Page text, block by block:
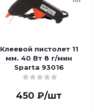
Клеевой пистолет 11
мм. 40 Вт 8 г/мин
Sparta 93016
450 ₽/шт